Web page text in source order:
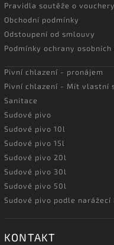
Pravidla soutěže o vouchery
Obchodní podmínky
Odstoupení od smlouvy
Podmínky ochrany osobních
Pivní chlazení - pronájem
Pivní chlazení - Mít vlastní
Sanitace
Sudové pivo
Sudové pivo 10l
Sudové pivo 15l
Sudové pivo 20l
Sudové pivo 30l
Sudové pivo 50l
Sudové pivo podle narážecí
KONTAKT